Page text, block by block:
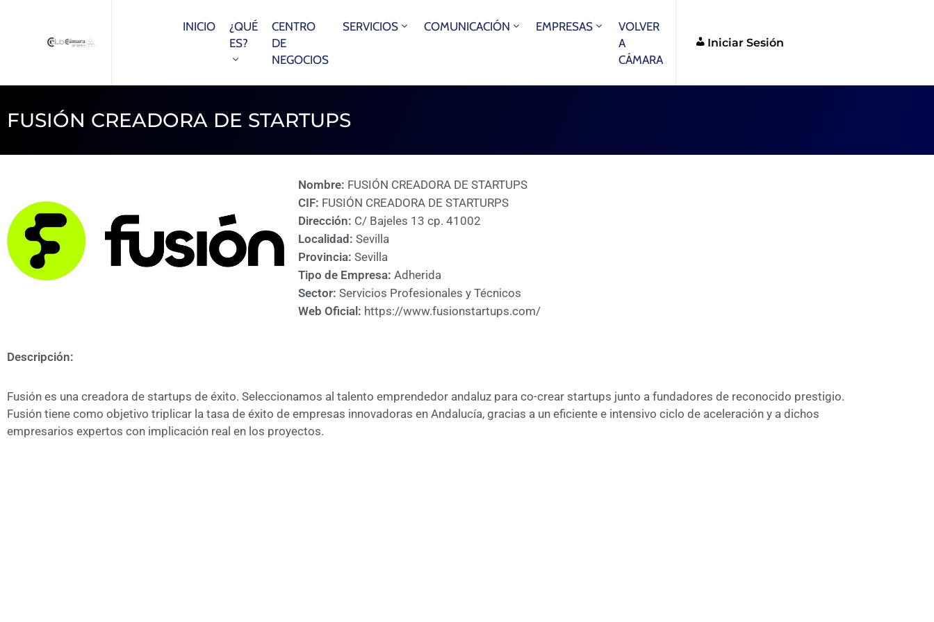
INICIO
¿QUÉ
ES?
CENTRO
DE
NEGOCIOS
SERVICIOS COMUNICACIÓN EMPRESAS
VOLVER
A
CÁMARA
Iniciar Sesión
FUSIÓN CREADORA DE STARTUPS
Nombre: FUSIÓN CREADORA DE STARTUPS
CIF: FUSIÓN CREADORA DE STARTURPS
Dirección: C/ Bajeles 13 cp. 41002
Localidad: Sevilla
Provincia: Sevilla
Tipo de Empresa: Adherida
Sector: Servicios Profesionales y Técnicos
Web Oficial: https://www.fusionstartups.com/
Descripción:
Fusión es una creadora de startups de éxito. Seleccionamos al talento emprendedor andaluz para co-crear startups junto a fundadores de reconocido prestigio.
Fusión tiene como objetivo triplicar la tasa de éxito de empresas innovadoras en Andalucía, gracias a un eficiente e intensivo ciclo de aceleración y a dichos
empresarios expertos con implicación real en los proyectos.